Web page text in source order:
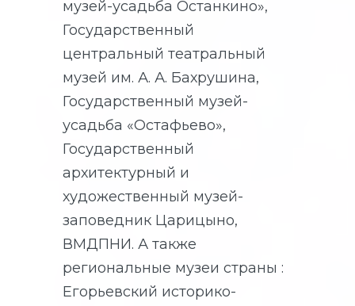
музей-усадьба Останкино»,
Государственный
центральный театральный
музей им. А. А. Бахрушина,
Государственный музей-
усадьба «Остафьево»,
Государственный
архитектурный и
художественный музей-
заповедник Царицыно,
ВМДПНИ. А также
региональные музеи страны :
Егорьевский историко-